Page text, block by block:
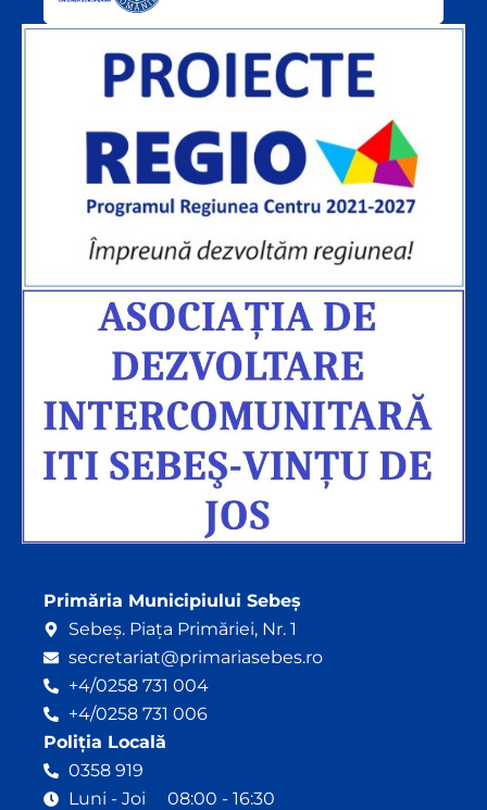
k
e
Primăria Municipiului Sebeș
Sebeș. Piața Primăriei, Nr. 1
secretariat@primariasebes.ro
+4/0258 731 004
+4/0258 731 006
Poliția Locală
0358 919
Luni - Joi 08:00 - 16:30